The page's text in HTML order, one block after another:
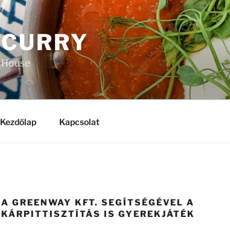
CURRY
House
Kezdőlap Kapcsolat
A GREENWAY KFT. SEGÍTSÉGÉVEL A
KÁRPITTISZTÍTÁS IS GYEREKJÁTÉK